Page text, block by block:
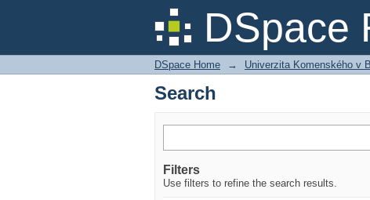
DSpace
Search
DSpace Home → Univerzita Komenského v
Search
Filters
Use filters to refine the search results.